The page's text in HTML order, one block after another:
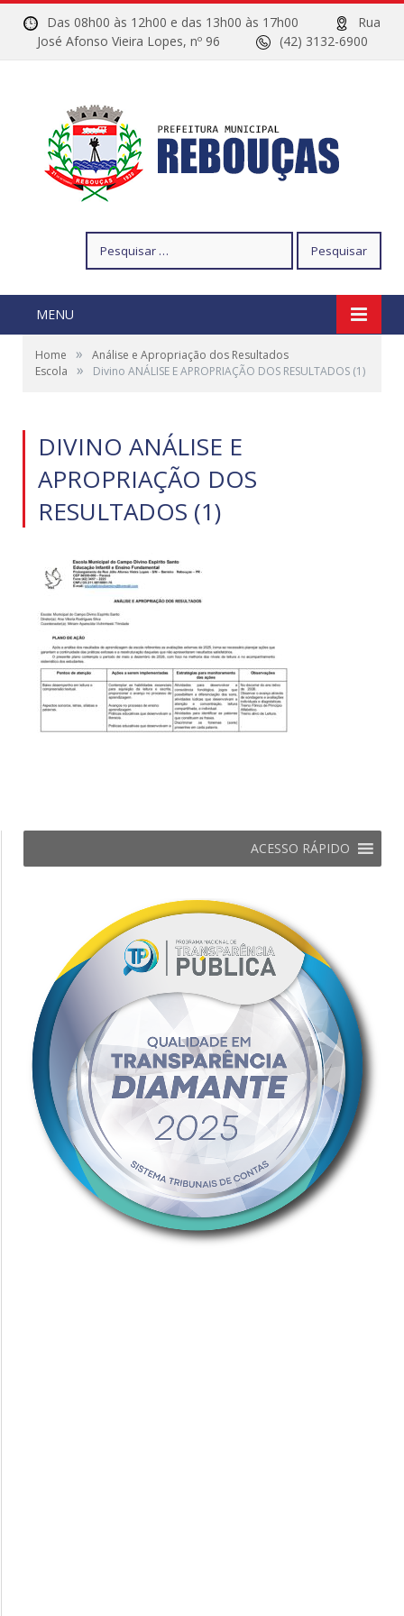
Das 08h00 às 12h00 e das 13h00 às 17h00
Rua
José Afonso Vieira Lopes, nº 96
(42) 3132-6900
por:
MENU
Home »
Análise e Apropriação dos Resultados
Escola
» Divino ANÁLISE E APROPRIAÇÃO DOS RESULTADOS (1)
DIVINO ANÁLISE E
APROPRIAÇÃO DOS
RESULTADOS (1)
ACESSO RÁPIDO